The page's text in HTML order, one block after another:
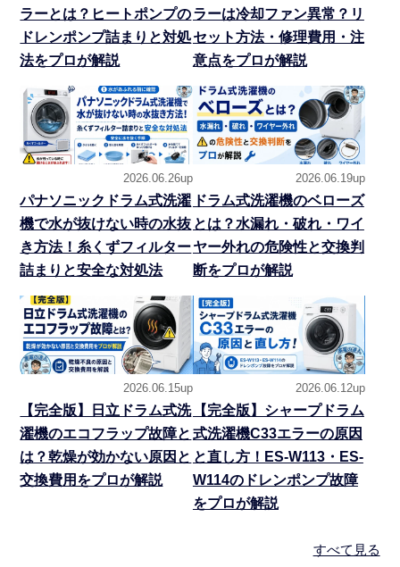
ラーとは？ヒートポンプの
ドレンポンプ詰まりと対処
法をプロが解説
ラーは冷却ファン異常？リ
セット方法・修理費用・注
意点をプロが解説
2026.06.26up
パナソニックドラム式洗濯
機で水が抜けない時の水抜
き方法！糸くずフィルター
詰まりと安全な対処法
2026.06.19up
ドラム式洗濯機のベローズ
とは？水漏れ・破れ・ワイ
ヤー外れの危険性と交換判
断をプロが解説
2026.06.15up
【完全版】日立ドラム式洗
濯機のエコフラップ故障と
は？乾燥が効かない原因と
交換費用をプロが解説
2026.06.12up
【完全版】シャープドラム
式洗濯機C33エラーの原因
と直し方！ES-W113・ES-
W114のドレンポンプ故障
をプロが解説
すべて見る